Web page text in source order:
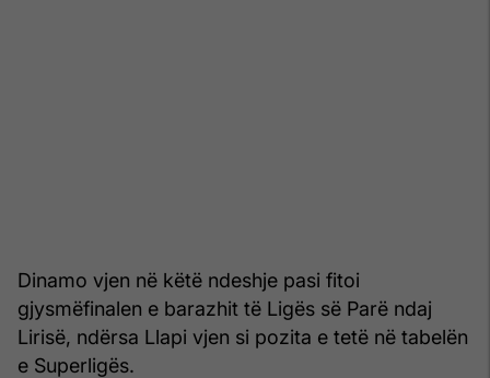
Dinamo vjen në këtë ndeshje pasi fitoi
gjysmëfinalen e barazhit të Ligës së Parë ndaj
Lirisë, ndërsa Llapi vjen si pozita e tetë në tabelën
e Superligës.